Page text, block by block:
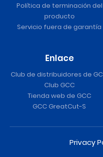
Política de terminación del
producto
Servicio fuera de garantía
Enlace
Club de distribuidores de
Club GCC
Tienda web de GCC
GCC GreatCut-S
Privacy